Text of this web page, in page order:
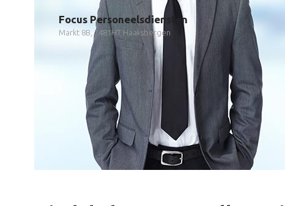
Focus Personeelsdiensten
Markt 8B, 7481HT Haaksbergen